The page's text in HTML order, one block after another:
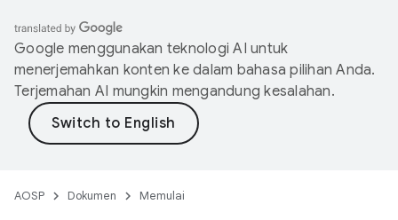
Google menggunakan teknologi AI untuk
menerjemahkan konten ke dalam bahasa pilihan Anda.
Terjemahan AI mungkin mengandung kesalahan.
AOSP Dokumen Memulai